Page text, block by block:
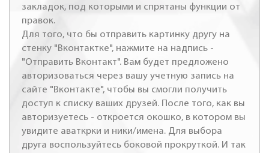
закладок, под которыми и спрятаны функции от
правок.
Для того, что бы отправить картинку другу на
стенку "Вконтактке", нажмите на надпись -
"Отправить Вконтакт". Вам будет предложено
авторизоваться через вашу учетную запись на
сайте "Вконтакте", чтобы вы смогли получить
доступ к списку ваших друзей. После того, как вы
авторизуетесь - откроется окошко, в котором вы
увидите аваткрки и ники/имена. Для выбора
друга воспользуйтесь боковой прокруткой. И так